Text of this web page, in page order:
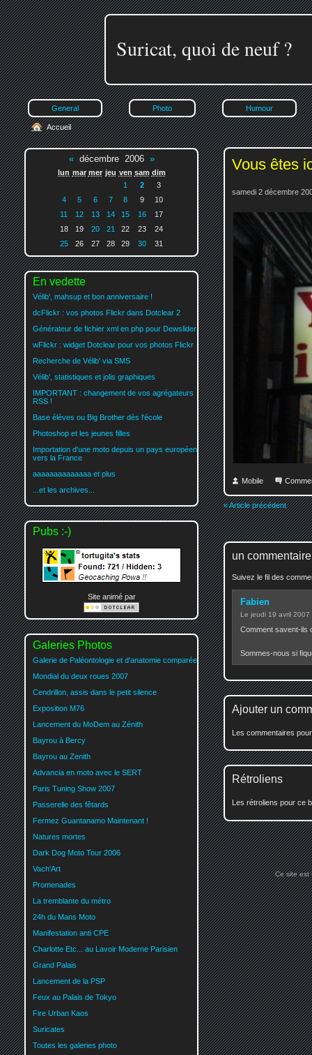
Suricat, quoi de neuf ?
General Photo Humour
Vous êtes
samedi 2 décembre
Mobile
« Article précédent
un commentaire
Suivez le fil des
Fabien
Le jeudi 19 avril
Comment savent-ils
Sommes-nous si
Ajouter un
Les commentaires
Rétroliens
Les rétroliens pour ce
Accueil
«décembre 2006 »
lun mar mer jeu ven sam dim
1
2
3
4
5 6 7 8 9
10
11
12 13 14 15 16
17
18
19 20 21 22 23
24
25
26 27 28 29 30 31
En vedette
Vélib', mahsup et bon anniversaire !
dcFlickr : vos photos Flickr dans Dotclear 2
Générateur de fichier xml en php pour Dewslider
wFlickr : widget Dotclear pour vos photos Flickr
Recherche de Vélib' via SMS
Vélib', statistiques et jolis graphiques
IMPORTANT : changement de vos agrégateurs
RSS !
Base élèves ou Big Brother dès l'école
Photoshop et les jeunes filles
Importation d'une moto depuis un pays européen
vers la France
aaaaaaaaaaaaaa et plus
...et les archives...
Pubs :-)
Site animé par
Galeries Photos
Galerie de Paléontologie et d'anatomie comparée
Mondial du deux roues 2007
Cendrillon, assis dans le petit silence
Exposition M76
Lancement du MoDem au Zénith
Bayrou à Bercy
Bayrou au Zenith
Advancia en moto avec le SERT
Paris Tuning Show 2007
Passerelle des fêtards
Fermez Guantanamo Maintenant !
Natures mortes
Dark Dog Moto Tour 2006
Vach'Art
Promenades
La tremblante du métro
24h du Mans Moto
Manifestation anti CPE
Charlotte Etc... au Lavoir Moderne Parisien
Grand Palais
Lancement de la PSP
Feux au Palais de Tokyo
Fire Urban Kaos
Suricates
Toutes les galeries photo
Ce site est